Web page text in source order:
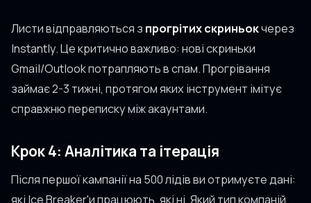
Листи відправляються з прогрітих скриньокчерез
Instantly. Це критично важливо: нові скриньки
Gmail/Outlook потрапляють в спам. Прогрівання
займає 2-3 тижні, протягом яких інструмент імітує
справжню переписку між акаунтами.
Крок 4: Аналітика та ітерація
Після першої кампанії на 500 лідів ви отримуєте дані:
які Ice Breaker'и працюють, які ні. Який тип компаній